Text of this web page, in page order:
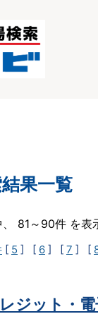
果一覧
81～90件 を表
[ 5 ] [ 6 ] [ 7 ] [
レジット・